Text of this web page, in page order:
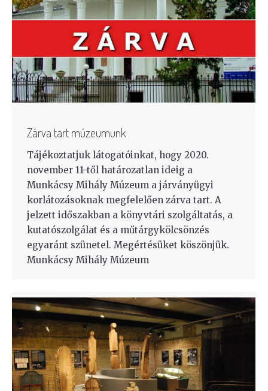
Zárva tart múzeumunk
Tájékoztatjuk látogatóinkat, hogy 2020.
november 11-től határozatlan ideig a
Munkácsy Mihály Múzeum a járványügyi
korlátozásoknak megfelelően zárva tart. A
jelzett időszakban a könyvtári szolgáltatás, a
kutatószolgálat és a műtárgykölcsönzés
egyaránt szünetel. Megértésüket köszönjük.
Munkácsy Mihály Múzeum